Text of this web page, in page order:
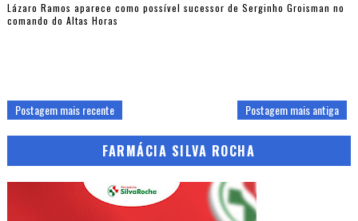
Lázaro Ramos aparece como possível sucessor de Serginho Groisman no
comando do Altas Horas
Postagem mais recente Postagem mais antiga
FARMÁCIA SILVA ROCHA